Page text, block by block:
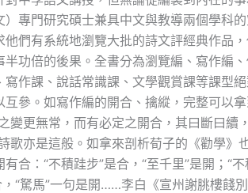
）專門研究碩士兼具中文與教導兩個學科
他們有系統地瀏覽大批的詩文評經典作品
半功倍的後果。全書分為瀏覽編、寫作編
寫作課、說話常識課、文學觀賞課等課型
互參。如寫作編的開合、擒縱，完整可以
變更無常，而有必定之開合，其曰斷曰續
歌亦是這般。如拿來剖析荀子的《勸學》
合：“不積跬步”是合，“至千里”是開；“
，“駑馬”一句是開……李白《宣州謝朓樓餞